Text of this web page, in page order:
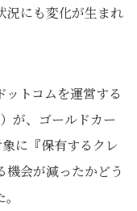
況にも変化が生まれ
トコムを運営する
）が、ゴールドカー
に『保有するクレ
会が減ったかどう